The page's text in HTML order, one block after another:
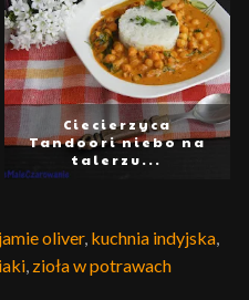
Ciecierzyca
Tandoori niebo na
talerzu...
jamie oliver, kuchnia indyjska,
zioła w potrawach